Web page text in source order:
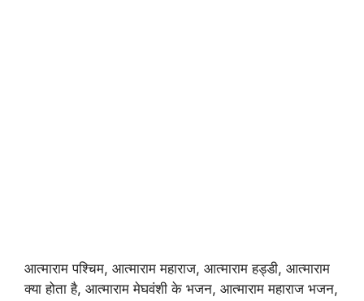
आत्माराम पश्चिम, आत्माराम महाराज, आत्माराम हड्डी, आत्माराम
क्या होता है, आत्माराम मेघवंशी के भजन, आत्माराम महाराज भजन,